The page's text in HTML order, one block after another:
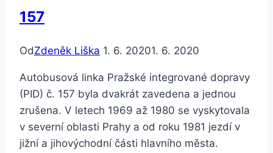
157
OdZdeněk Liška 1. 6. 20201. 6. 2020
Autobusová linka Pražské integrované dopravy
(PID) č. 157 byla dvakrát zavedena a jednou
zrušena. V letech 1969 až 1980 se vyskytovala
v severní oblasti Prahy a od roku 1981 jezdí v
jižní a jihovýchodní části hlavního města.